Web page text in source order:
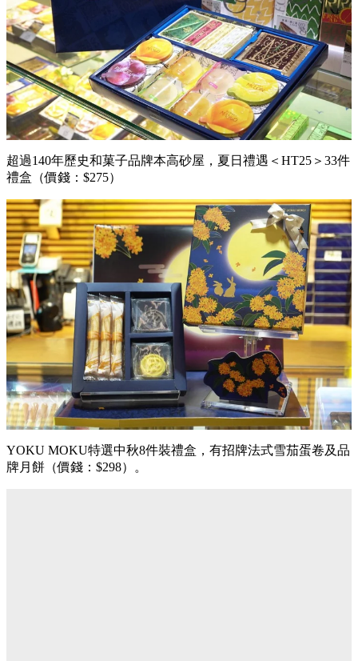
超過140年歷史和菓子品牌本高砂屋，夏日禮遇＜HT25＞33件
禮盒（價錢：$275）
YOKU MOKU特選中秋8件裝禮盒，有招牌法式雪茄蛋卷及品
牌月餅（價錢：$298）。